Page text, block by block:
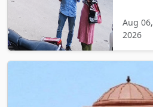
Aug 06,
2026